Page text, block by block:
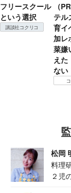
フリースクール
という選択
講談社コクリコ
（
テル
育イ
加
菜嫌
えた
ない
松岡
料理
２児